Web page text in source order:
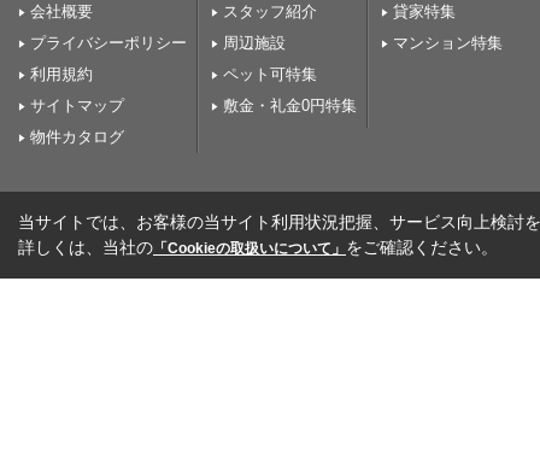
会社概要
プライバシーポリシー
利用規約
サイトマップ
物件カタログ
スタッフ紹介
周辺施設
ペット可特集
敷金・礼金0円特集
貸家特集
マンション特集
当サイトでは、お客様の当サイト利用状況把握、サービス向上検討
詳しくは、当社の 「Cookieの取扱いについて」 をご確認ください。